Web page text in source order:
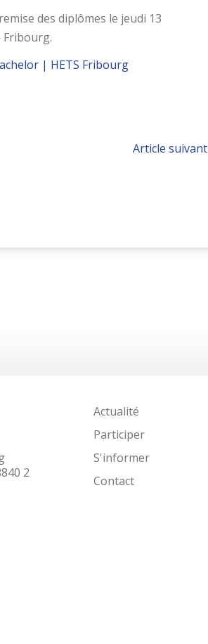
des diplômes le jeudi 13
Fribourg.
| HETS Fribourg
Article suivant
2
Actualité
Participer
S'informer
Contact